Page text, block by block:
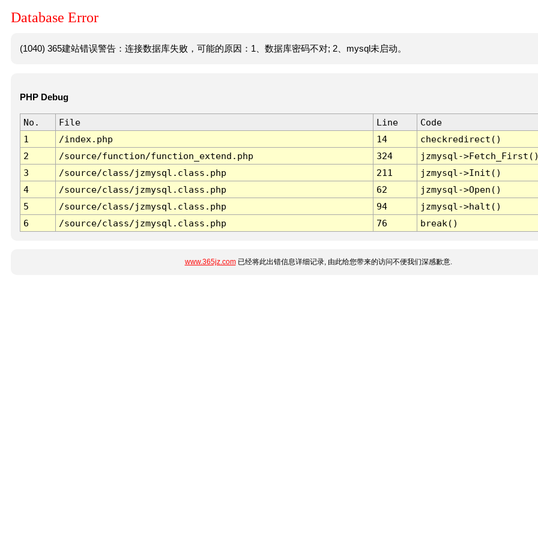
Database Error
(1040) 365建站错误警告：连接数据库失败，可能的原因：1、数据库密码不对; 2、mysql未启动。
PHP Debug
No. File Line
Code
1
/index.php 14
checkredirect()
2
/source/function/function_extend.php 324
jzmysql-
3
/source/class/jzmysql.class.php 211
jzmysql->Init()
4
/source/class/jzmysql.class.php 62
jzmysql->Open()
5
/source/class/jzmysql.class.php 94
jzmysql->halt()
6
/source/class/jzmysql.class.php 76 break()
www.365jz.com已经将此出错信息详细记录, 由此给您带来的访问不便我们深感歉意.